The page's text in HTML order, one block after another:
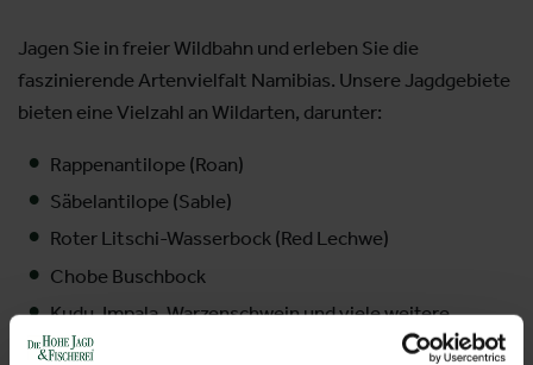
Jagen Sie in freier Wildbahn und erleben Sie die
faszinierende Artenvielfalt Namibias. Unsere Jagdgebiete
bieten eine Vielzahl an Wildarten, darunter:
Rappenantilope (Roan)
Säbelantilope (Sable)
Roter Litschi-Wasserbock (Red Lechwe)
Chobe Buschbock
Kudu, Impala, Warzenschwein und viele weitere